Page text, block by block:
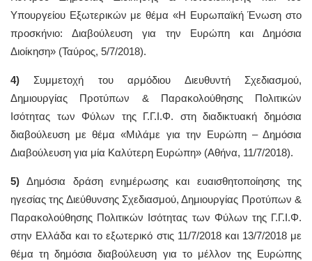
Υπουργείου Εξωτερικών με θέμα «Η Ευρωπαϊκή Ένωση στο
προσκήνιο: Διαβούλευση για την Ευρώπη και Δημόσια
Διοίκηση» (Ταύρος, 5/7/2018).
4) Συμμετοχή του αρμόδιου Διευθυντή Σχεδιασμού,
Δημιουργίας Προτύπων & Παρακολούθησης Πολιτικών
Ισότητας των Φύλων της Γ.Γ.Ι.Φ. στη διαδικτυακή δημόσια
διαβούλευση με θέμα «Μιλάμε για την Ευρώπη – Δημόσια
Διαβούλευση για μία Καλύτερη Ευρώπη» (Αθήνα, 11/7/2018).
5) Δημόσια δράση ενημέρωσης και ευαισθητοποίησης της
ηγεσίας της Διεύθυνσης Σχεδιασμού, Δημιουργίας Προτύπων &
Παρακολούθησης Πολιτικών Ισότητας των Φύλων της Γ.Γ.Ι.Φ.
στην Ελλάδα και το εξωτερικό στις 11/7/2018 και 13/7/2018 με
θέμα τη δημόσια διαβούλευση για το μέλλον της Ευρώπης